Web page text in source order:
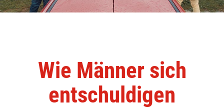
Wie Männer sich
entschuldigen